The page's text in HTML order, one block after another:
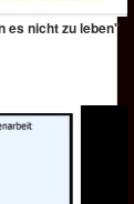
es nicht zu leben"